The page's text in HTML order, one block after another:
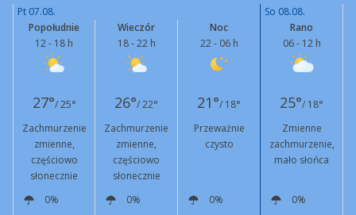
Pt 07.08.
So 08.08.
Popołudnie
12 - 18 h
Wieczór
18 - 22 h
Noc
22 - 06 h
Rano
06 - 12 h
27°/ 25° 26°/ 22° 21°/ 18° 25°/ 18°
Zachmurzenie
zmienne,
częściowo
słonecznie
Zachmurzenie
zmienne,
częściowo
słonecznie
Przeważnie
czysto
Zmienne
zachmurzenie,
mało słońca
0% 0% 0%
0%